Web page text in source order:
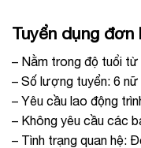
Tuyển dụng
– Nằm trong độ tuổi từ
– Số lượng tuyển: 6 nữ
– Yêu cầu lao động
– Không yêu cầu các
– Tình trạng quan hệ: